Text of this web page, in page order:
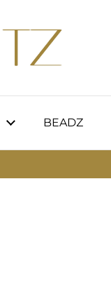
BEADZ